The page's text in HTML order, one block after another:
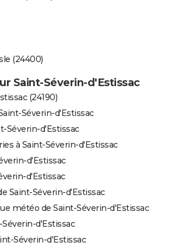
(24400)
Saint-Séverin-d'Estissac
(24190)
Séverin-d'Estissac
Séverin-d'Estissac
à Saint-Séverin-d'Estissac
d'Estissac
d'Estissac
Saint-Séverin-d'Estissac
météo de Saint-Séverin-d'Estissac
d'Estissac
Séverin-d'Estissac